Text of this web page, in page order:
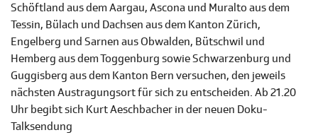
Schöftland aus dem Aargau, Ascona und Muralto aus dem
Tessin, Bülach und Dachsen aus dem Kanton Zürich,
Engelberg und Sarnen aus Obwalden, Bütschwil und
Hemberg aus dem Toggenburg sowie Schwarzenburg und
Guggisberg aus dem Kanton Bern versuchen, den jeweils
nächsten Austragungsort für sich zu entscheiden. Ab 21.20
Uhr begibt sich Kurt Aeschbacher in der neuen Doku-
Talksendung